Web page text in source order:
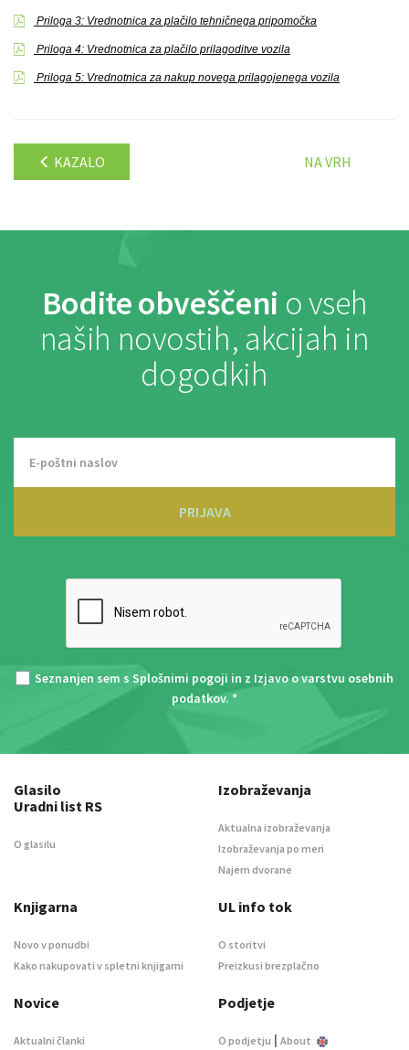
Priloga 3: Vrednotnica za plačilo tehničnega pripomočka
Priloga 4: Vrednotnica za plačilo prilagoditve vozila
Priloga 5: Vrednotnica za nakup novega prilagojenega vozila
KAZALO NA VRH
Bodite obveščeni o vseh
naših novostih, akcijah in
dogodkih
PRIJAVA
Seznanjen sem s Splošnimi pogoji in z Izjavo o varstvu osebnih
podatkov. *
Glasilo
Uradni list RS
O glasilu
Izobraževanja
Aktualna izobraževanja
Izobraževanja po meri
Najem dvorane
Knjigarna
Novo v ponudbi
Kako nakupovati v spletni knjigarni
UL info tok
O storitvi
Preizkusi brezplačno
Novice
Aktualni članki
Podjetje
O podjetju | About